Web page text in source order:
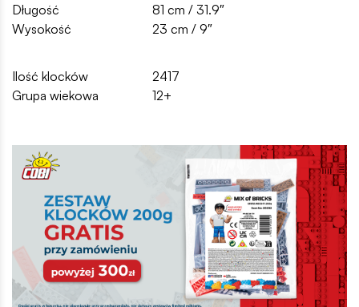
Długość
81 cm / 31.9″
Wysokość
23 cm / 9″
Ilość klocków
2417
Grupa wiekowa
12+